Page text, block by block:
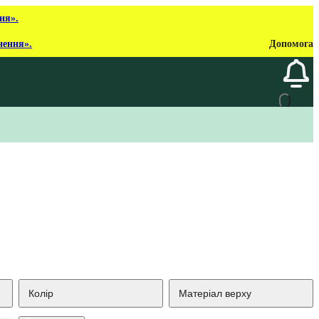
Допомога
Колір Матеріал верху